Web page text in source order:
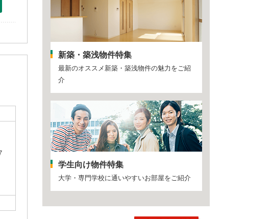
新築・築浅物件特集
最新のオススメ新築・築浅物件の魅力をご紹
介
学生向け物件特集
大学・専門学校に通いやすいお部屋をご紹介